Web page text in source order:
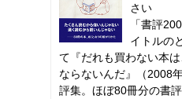
さい
「書評
イトルの
て『だれも買わない本
ならないんだ』（2008
評集。ほぼ80冊分の書